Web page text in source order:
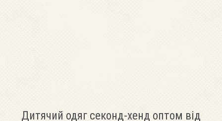
Дитячий одяг секонд-хенд оптом від